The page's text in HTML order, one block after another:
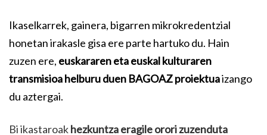
Ikaselkarrek, gainera, bigarren mikrokredentzial
honetan irakasle gisa ere parte hartuko du. Hain
zuzen ere, euskararen eta euskal kulturaren
transmisioa helburu duen BAGOAZ proiektuaizango
du aztergai.
Bi ikastaroakhezkuntza eragile orori zuzenduta